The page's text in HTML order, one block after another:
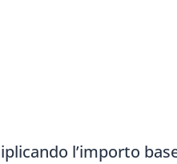
l’importo